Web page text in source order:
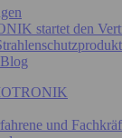
startet den
und